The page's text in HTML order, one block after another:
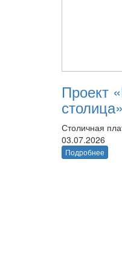
Проект
столица»
Столичная
03.07.2026
Подробнее